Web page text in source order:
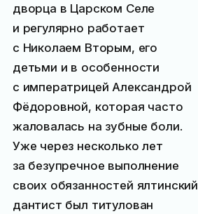
дворца в Царском Селе
и регулярно работает
с Николаем Вторым, его
детьми и в особенности
с императрицей Александрой
Фёдоровной, которая часто
жаловалась на зубные боли.
Уже через несколько лет
за безупречное выполнение
своих обязанностей ялтинский
дантист был титулован